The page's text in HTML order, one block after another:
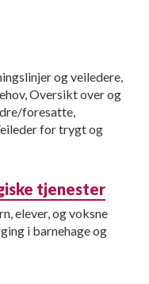
og veiledere,
Oversikt over og
foresatte,
for trygt og
tjenester
elever, og voksne
i barnehage og